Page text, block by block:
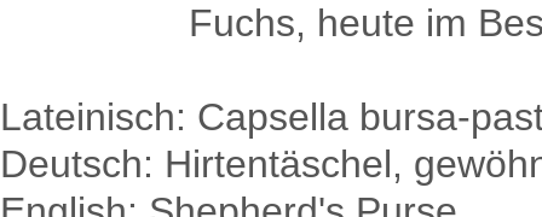
Fuchs, heute im
Lateinisch: Capsella bursa-
Deutsch: Hirtentäschel,